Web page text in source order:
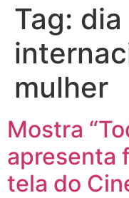
Tag: dia
mulher
Mostra
apresenta
tela do